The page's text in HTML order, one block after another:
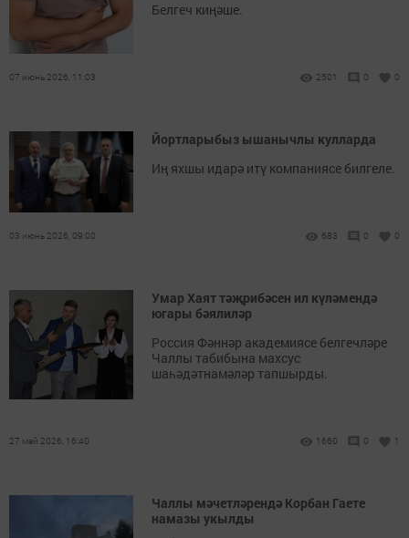
Белгеч киңәше.
07 июнь 2026, 11:03 2501 0 0
Йортларыбыз ышанычлы кулларда
Иң яхшы идарә итү компаниясе билгеле.
03 июнь 2026, 09:00 683 0 0
Умар Хаят тәҗрибәсен ил күләмендә
югары бәялиләр
Россия Фәннәр академиясе белгечләре
Чаллы табибына махсус
шаһәдәтнамәләр тапшырды.
27 май 2026, 16:40 1660 0 1
Чаллы мәчетләрендә Корбан Гаете
намазы укылды